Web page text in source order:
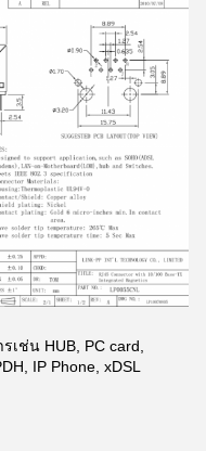
เช่น HUB, PC card,
IP Phone, xDSL